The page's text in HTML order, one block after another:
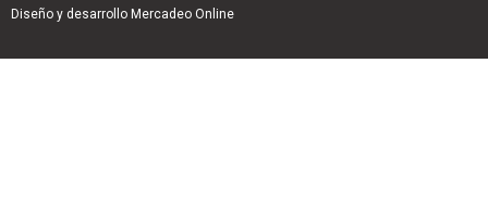
Diseño y desarrollo Mercadeo Online